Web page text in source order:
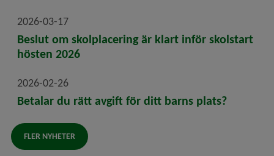
2026-03-17
Beslut om skolplacering är klart inför skolstart
hösten 2026
2026-02-26
Betalar du rätt avgift för ditt barns plats?
FLER NYHETER